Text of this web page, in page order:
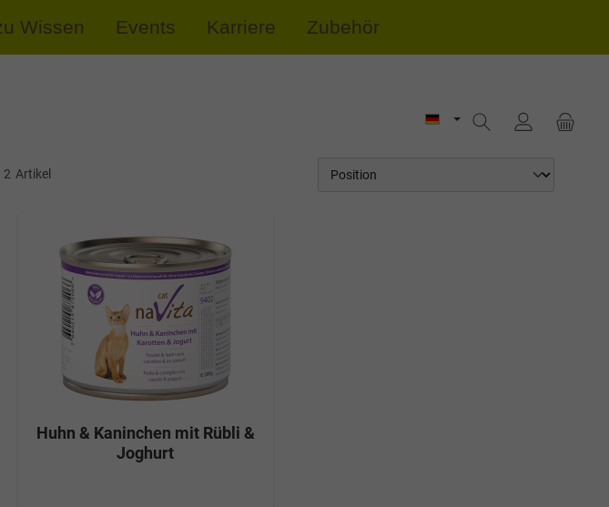
Wissen Events Karriere Zubehör
2 Artikel
Huhn & Kaninchen mit Rübli &
Joghurt